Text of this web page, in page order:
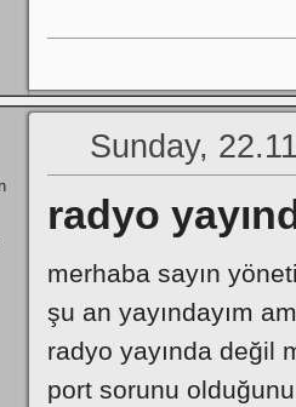
Sunday,
radyo
merhaba sayın
şu an yayındayım
radyo yayında değil
port sorunu olduğunu